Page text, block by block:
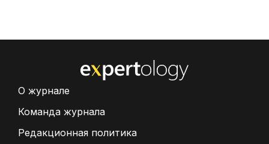
О журнале
Команда журнала
Редакционная политика